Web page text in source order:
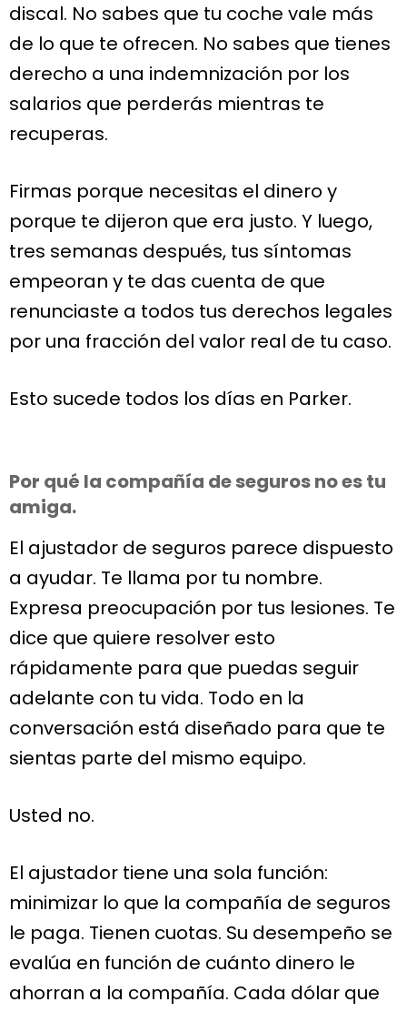
discal. No sabes que tu coche vale más
de lo que te ofrecen. No sabes que tienes
derecho a una indemnización por los
salarios que perderás mientras te
recuperas.
Firmas porque necesitas el dinero y
porque te dijeron que era justo. Y luego,
tres semanas después, tus síntomas
empeoran y te das cuenta de que
renunciaste a todos tus derechos legales
por una fracción del valor real de tu caso.
Esto sucede todos los días en Parker.
Por qué la compañía de seguros no es tu
amiga.
El ajustador de seguros parece dispuesto
a ayudar. Te llama por tu nombre.
Expresa preocupación por tus lesiones. Te
dice que quiere resolver esto
rápidamente para que puedas seguir
adelante con tu vida. Todo en la
conversación está diseñado para que te
sientas parte del mismo equipo.
Usted no.
El ajustador tiene una sola función:
minimizar lo que la compañía de seguros
le paga. Tienen cuotas. Su desempeño se
evalúa en función de cuánto dinero le
ahorran a la compañía. Cada dólar que